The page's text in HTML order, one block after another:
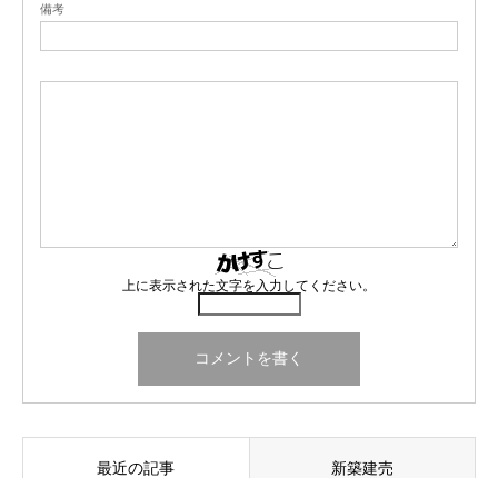
備考
上に表示された文字を入力してください。
最近の記事 新築建売